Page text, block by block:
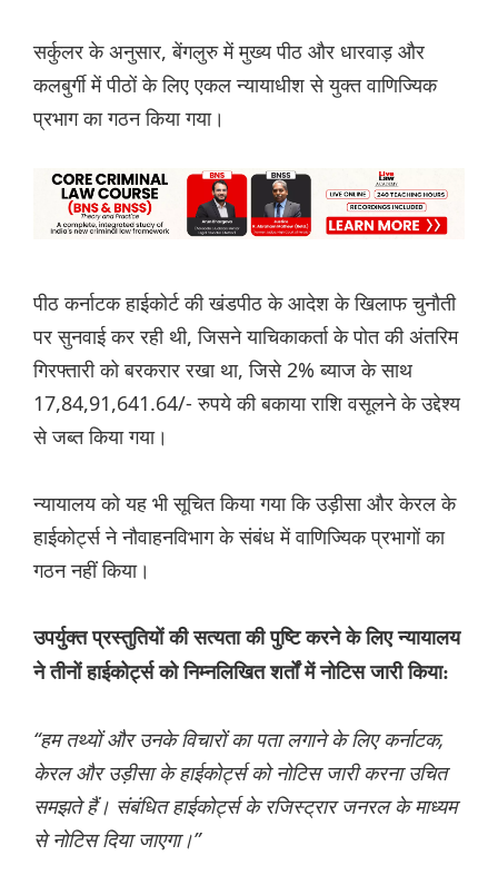
सर्कुलर के अनुसार, बेंगलुरु में मुख्य पीठ और धारवाड़ और
कलबुर्गी में पीठों के लिए एकल न्यायाधीश से युक्त वाणिज्यिक
प्रभाग का गठन किया गया।
पीठ कर्नाटक हाईकोर्ट की खंडपीठ के आदेश के खिलाफ चुनौती
पर सुनवाई कर रही थी, जिसने याचिकाकर्ता के पोत की अंतरिम
गिरफ्तारी को बरकरार रखा था, जिसे 2% ब्याज के साथ
17,84,91,641.64/- रुपये की बकाया राशि वसूलने के उद्देश्य
से जब्त किया गया।
न्यायालय को यह भी सूचित किया गया कि उड़ीसा और केरल के
हाईकोर्ट्स ने नौवाहनविभाग के संबंध में वाणिज्यिक प्रभागों का
गठन नहीं किया।
उपर्युक्त प्रस्तुतियों की सत्यता की पुष्टि करने के लिए न्यायालय
ने तीनों हाईकोर्ट्स को निम्नलिखित शर्तों में नोटिस जारी किया:
“हम तथ्यों और उनके विचारों का पता लगाने के लिए कर्नाटक,
केरल और उड़ीसा के हाईकोर्ट्स को नोटिस जारी करना उचित
समझते हैं। संबंधित हाईकोर्ट्स के रजिस्ट्रार जनरल के माध्यम
से नोटिस दिया जाएगा।”